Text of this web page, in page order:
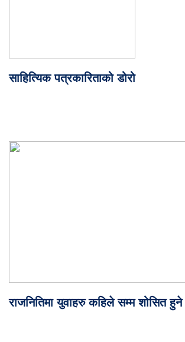
साहित्यिक पत्रकारिताको डोरो
राजनितिमा युवाहरु कहिले सम्म शोसित